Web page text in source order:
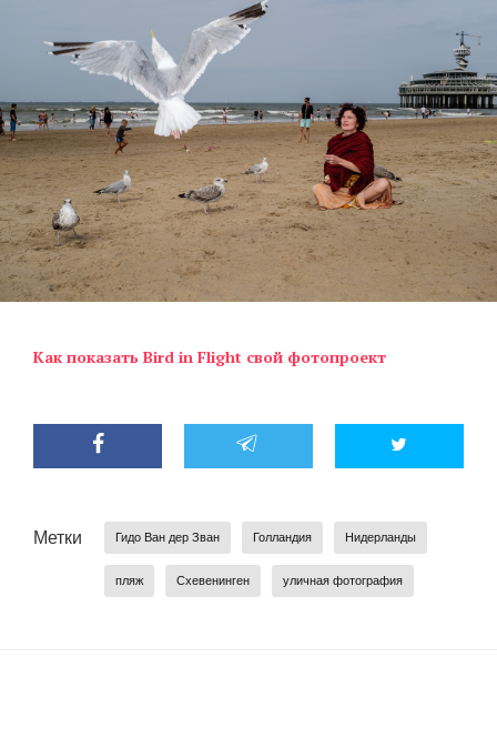
Как показать Bird in Flight свой фотопроект
Метки Гидо Ван дер Зван Голландия Нидерланды
пляж Схевенинген уличная фотография